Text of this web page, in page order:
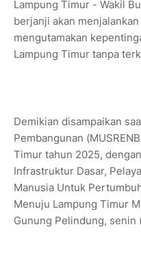
Lampung Timur - Wakil
berjanji akan
mengutamakan
Lampung Timur tanpa
Demikian disampaikan
Pembangunan
Timur tahun 2025,
Infrastruktur Dasar,
Manusia Untuk
Menuju Lampung Timur
Gunung Pelindung, senin